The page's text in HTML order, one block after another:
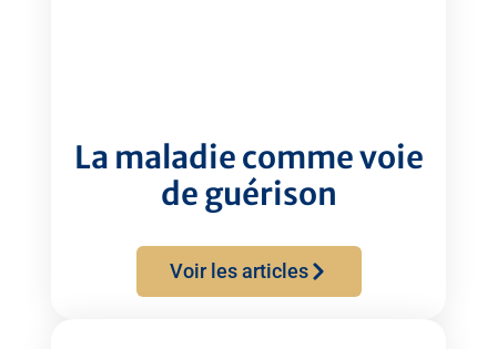
La maladie comme voie
de guérison
Voir les articles